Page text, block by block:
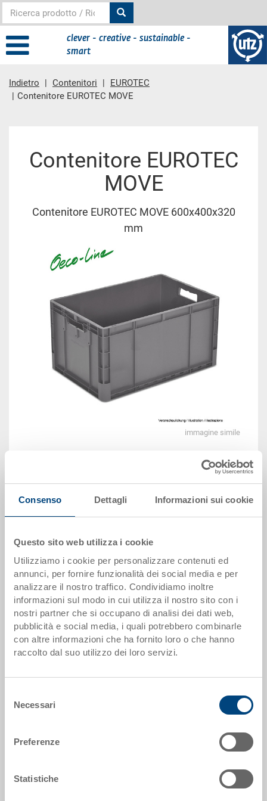
Consenso Dettagli Informazioni sui cookie
Questo sito web utilizza i cookie
Utilizziamo i cookie per personalizzare contenuti ed
annunci, per fornire funzionalità dei social media e per
analizzare il nostro traffico. Condividiamo inoltre
informazioni sul modo in cui utilizza il nostro sito con i
nostri partner che si occupano di analisi dei dati web,
pubblicità e social media, i quali potrebbero combinarle
con altre informazioni che ha fornito loro o che hanno
raccolto dal suo utilizzo dei loro servizi.
delNecessari
Preferenze
Statistiche
clever - creative - sustainable -
smart
Indietro Contenitori
EUROTEC
Contenitore EUROTEC MOVE
Contenitore EUROTEC
MOVE
Contenitore EUROTEC MOVE 600x400x320
mm
immagine simile
Disponbilità: su richiesta
offerta
Scaglioni quantità Prezzo
da 5000 pezzi EUR 11,74
Scaglionamento per quantità secondo le unità di imballo.
Dati articolo
Codice